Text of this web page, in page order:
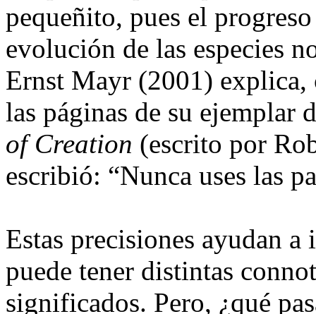
pequeñito, pues el
evolución de las especies
Ernst Mayr (2001) explica,
las páginas de su ejemplar
of Creation (escrito por
escribió: “Nunca uses las
Estas precisiones ayudan
puede tener distintas
significados. Pero, ¿qué